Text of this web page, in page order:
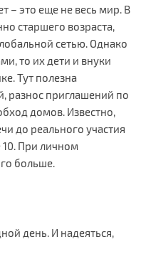
– это еще не весь мир. В
старшего возраста,
сетью. Однако
то их дети и внуки
Тут полезна
разнос приглашений по
домов. Известно,
до реального участия
При личном
больше.
день. И надеяться,